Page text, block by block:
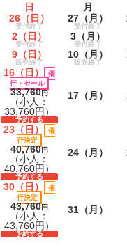
日
月
26 （日）
受付終了
27 （月）
受付終了
2 （日）
受付終了
3 （月）
受付終了
9 （日）
販売終了
10 （月）
販売終了
16 （日）
催
行・セール
33,760円
（小人：
33,760円）
予約する
17 （月）
23 （日）
催
行決定
40,760円
（小人：
40,760円）
予約する
24 （月）
30 （日）
催
行決定
43,760円
（小人：
43,760円）
予約する
31 （月）